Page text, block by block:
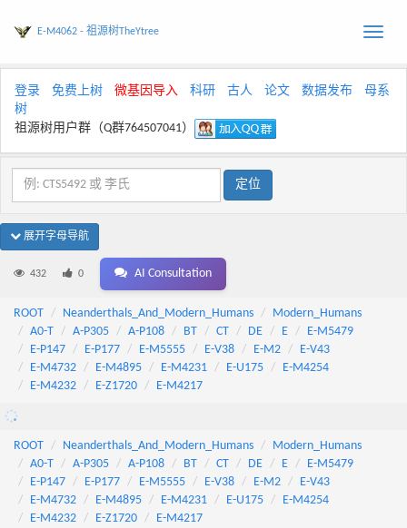
Toggle
E-M4062 - 祖源树TheYtree
登录 免费上树 微基因导入 科研 古人 论文 数据发布
母系
树
祖源树用户群（Q群764507041）
展开字母导航
432 0 AI Consultation
ROOT Neanderthals_And_Modern_Humans
Modern_Humans
A0-T
A-P305 A-P108 BT CT DE E
E-M5479
E-P147
E-P177 E-M5555 E-V38 E-M2
E-V43
E-M4732
E-M4895 E-M4231 E-U175
E-M4254
E-M4232
E-Z1720 E-M4217
ROOT Neanderthals_And_Modern_Humans
Modern_Humans
A0-T
A-P305 A-P108 BT CT DE E
E-M5479
E-P147
E-P177 E-M5555 E-V38 E-M2
E-V43
E-M4732
E-M4895 E-M4231 E-U175
E-M4254
E-M4232
E-Z1720 E-M4217